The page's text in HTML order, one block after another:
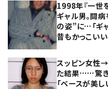
1998年『一世
ギャル男。闘
の姿”に…「ギャ
昔もかっこいい
スッピン女性
た結果……驚き
「ベースが美し